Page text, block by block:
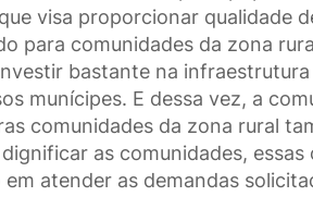
visa proporcionar qualidade
para comunidades da zona
bastante na
munícipes. E dessa vez, a
comunidades da zona rural
as comunidades,
atender as demandas